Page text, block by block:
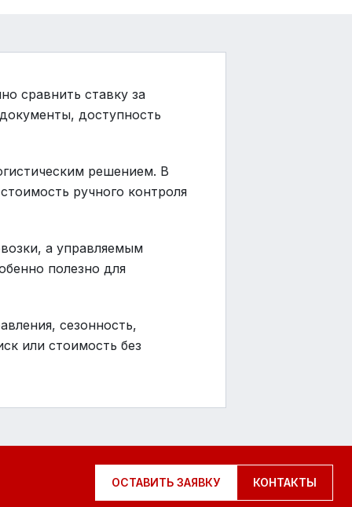
сравнить ставку за
доступность
решением. В
ручного контроля
а управляемым
полезно для
сезонность,
или стоимость без
ОСТАВИТЬ ЗАЯВКУ КОНТАКТЫ